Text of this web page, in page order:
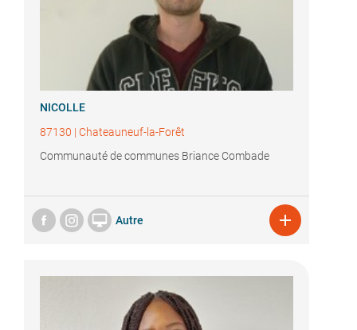
NICOLLE
87130 | Chateauneuf-la-Forêt
Communauté de communes Briance Combade
 Autre 